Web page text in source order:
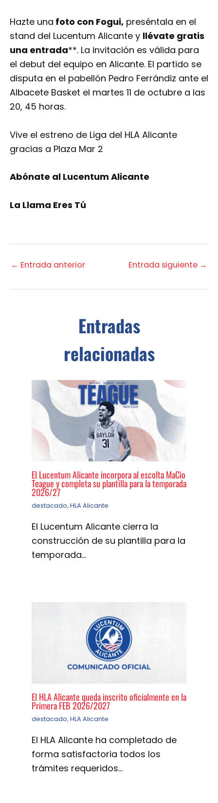
Hazte una foto con Fogui, preséntala en el
stand del Lucentum Alicante y llévate gratis
una entrada**. La invitación es válida para
el debut del equipo en Alicante. El partido se
disputa en el pabellón Pedro Ferrándiz ante el
Albacete Basket el martes 11 de octubre a las
20, 45 horas.
Vive el estreno de Liga del HLA Alicante
gracias a Plaza Mar 2
Abónate al Lucentum Alicante
La Llama Eres Tú
← Entrada anterior Entrada siguiente →
Entradas
relacionadas
El Lucentum Alicante incorpora al escolta MaCio
Teague y completa su plantilla para la temporada
2026/27
destacado, HLA Alicante
El Lucentum Alicante cierra la
construcción de su plantilla para la
temporada…
El HLA Alicante queda inscrito oficialmente en la
Primera FEB 2026/2027
destacado, HLA Alicante
El HLA Alicante ha completado de
forma satisfactoria todos los
trámites requeridos…